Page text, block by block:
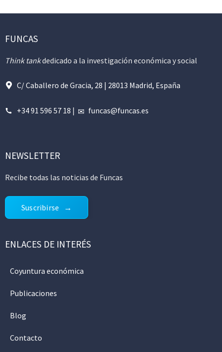
FUNCAS
Think tankdedicado a la investigación económica y social
C/ Caballero de Gracia, 28 | 28013 Madrid, España
+34 91 596 57 18 | funcas@funcas.es
NEWSLETTER
Recibe todas las noticias de Funcas
Suscribirse
ENLACES DE INTERÉS
Coyuntura económica
Publicaciones
Blog
Contacto